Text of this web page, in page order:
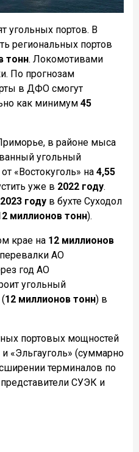
угольных портов. В
региональных портов
тонн. Локомотивами
По прогнозам
в ДФО смогут
как минимум 45
в районе мыса
угольный
«Востокуголь» на 4,55
уже в 2022 году.
2023 году в бухте Суходол
миллионов тонн).
крае на 12 миллионов
АО
год АО
угольный
12 миллионов тонн) в
портовых мощностей
«Эльгауголь» (суммарно
терминалов по
СУЭК и